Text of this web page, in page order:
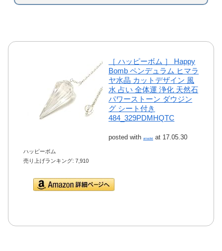
［ ハッピーボム ］ Happy
Bomb ペンデュラム ヒマラ
ヤ水晶 カットデザイン 風
水 占い 全体運 浄化 天然石
パワーストーン ダウジン
グ シート付き
484_329PDMHQTC
posted with amazlet at 17.05.30
ハッピーボム
売り上げランキング: 7,910